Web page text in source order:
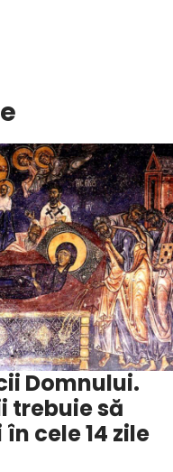
Domnului.
trebuie să
cele 14 zile